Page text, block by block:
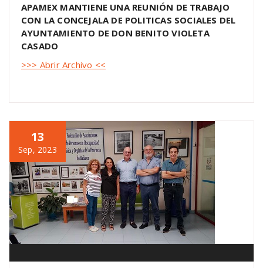
APAMEX MANTIENE UNA REUNIÓN DE TRABAJO
CON LA CONCEJALA DE POLITICAS SOCIALES DEL
AYUNTAMIENTO DE DON BENITO VIOLETA
CASADO
>>> Abrir Archivo <<
13
Sep, 2023